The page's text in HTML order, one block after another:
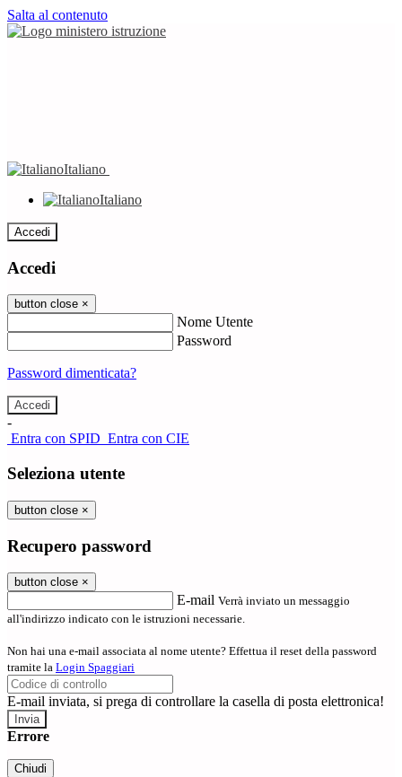
Salta al contenuto
Italiano
Italiano
Accedi
Accedi
button close ×
Nome Utente
Password
Password dimenticata?
-
Entra con SPID Entra con CIE
Seleziona utente
button close ×
Recupero password
button close ×
E-mail Verrà inviato un messaggio
all'indirizzo indicato con le istruzioni necessarie.
Non hai una e-mail associata al nome utente? Effettua il reset della password
tramite la Login Spaggiari
E-mail inviata, si prega di controllare la casella di posta elettronica!
Errore
Chiudi